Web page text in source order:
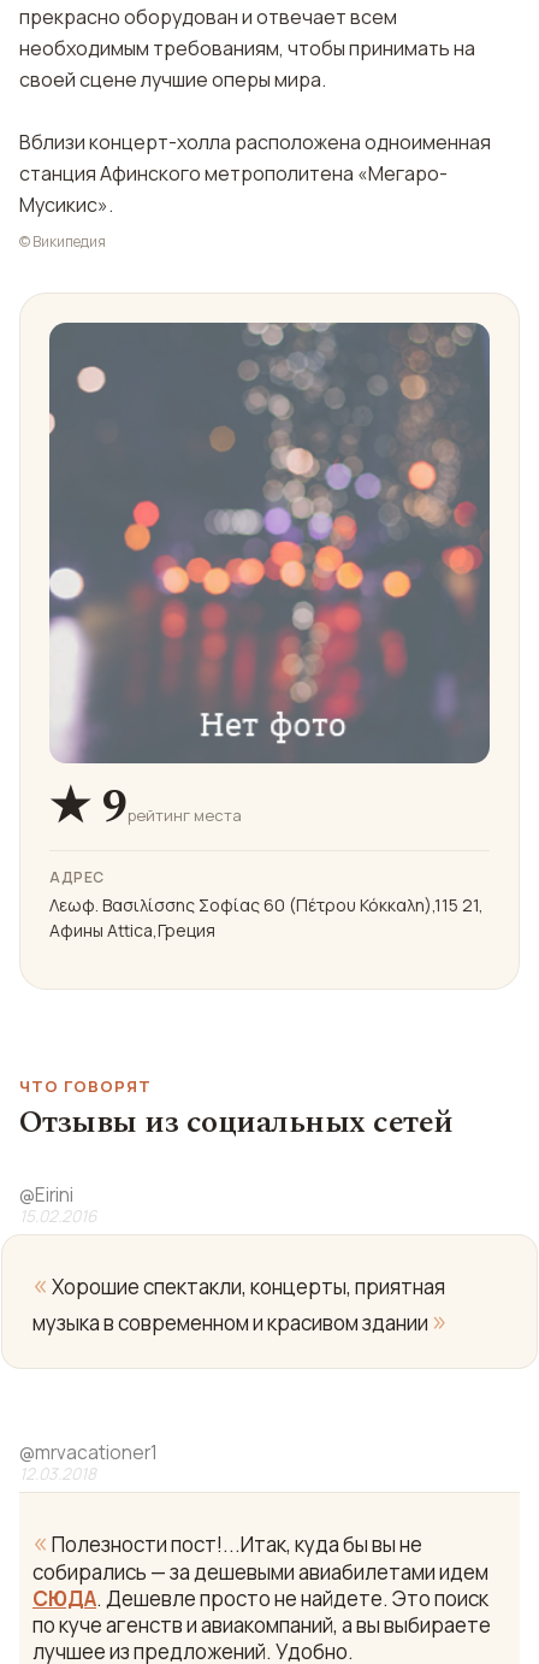
прекрасно оборудован и отвечает всем
необходимым требованиям, чтобы принимать на
своей сцене лучшие оперы мира.
Вблизи концерт-холла расположена одноименная
станция Афинского метрополитена «Мегаро-
Мусикис».
© Википедия
★ 9рейтинг места
АДРЕС
Λεωφ. Βασιλίσσης Σοφίας 60 (Πέτρου Κόκκαλη),115 21,
Афины Attica,Греция
ЧТО ГОВОРЯТ
Отзывы из социальных сетей
@Eirini
15.02.2016
« Хорошие спектакли, концерты, приятная
музыка в современном и красивом здании »
@mrvacationer1
12.03.2018
« Полезности пост!...Итак, куда бы вы не
собирались — за дешевыми авиабилетами идем
СЮДА. Дешевле просто не найдете. Это поиск
по куче агенств и авиакомпаний, а вы выбираете
лучшее из предложений. Удобно.